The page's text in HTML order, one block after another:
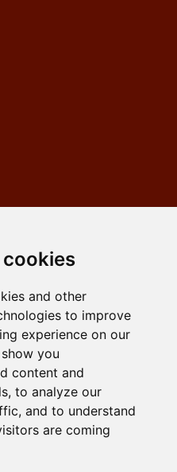
cookies
and other
to improve
experience on our
you
content and
to analyze our
and to understand
are coming
Road, London
Ltd.